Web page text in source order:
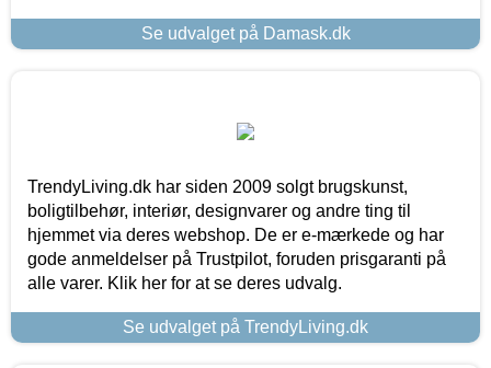
Se udvalget på Damask.dk
TrendyLiving.dk har siden 2009 solgt brugskunst,
boligtilbehør, interiør, designvarer og andre ting til
hjemmet via deres webshop. De er e-mærkede og har
gode anmeldelser på Trustpilot, foruden prisgaranti på
alle varer. Klik her for at se deres udvalg.
Se udvalget på TrendyLiving.dk